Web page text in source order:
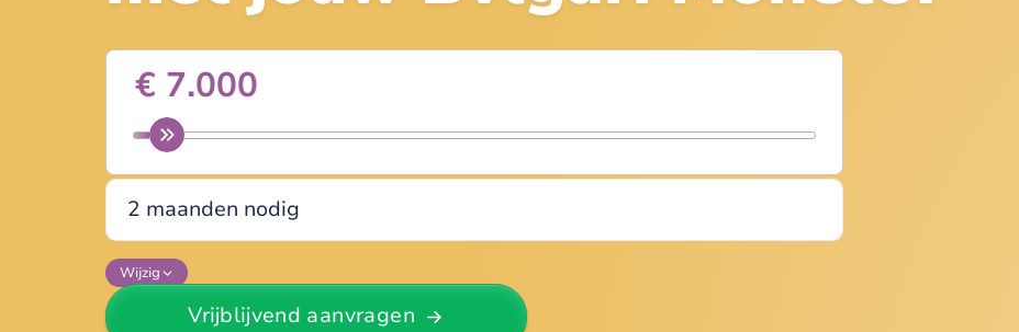
Wijzig
Vrijblijvend aanvragen